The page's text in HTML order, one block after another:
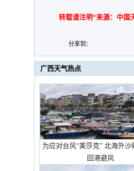
转载请注明“来源：中国
分享到：
广西天气热点
为应对台风“美莎克” 北海外沙
回港避风